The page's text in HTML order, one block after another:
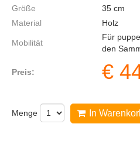
Größe
35 cm
Material
Holz
Mobilität
Für
den
Preis: €
Menge In